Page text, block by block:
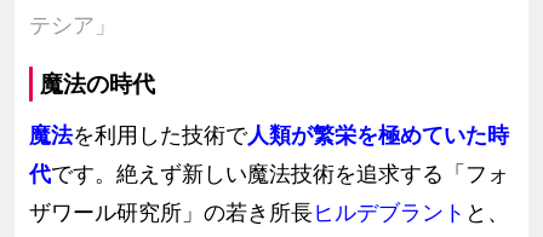
テシア」
魔法の時代
魔法を利用した技術で人類が繁栄を極めていた時
代です。絶えず新しい魔法技術を追求する「フォ
ザワール研究所」の若き所長ヒルデブラント と、